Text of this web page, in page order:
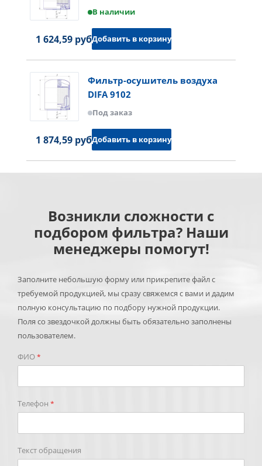
В наличии
1 624,59 руб.Добавить в корзину
Фильтр-осушитель воздуха
DIFA 9102
Под заказ
1 874,59 руб.Добавить в корзину
Возникли сложности с
подбором фильтра? Наши
менеджеры помогут!
Заполните небольшую форму или прикрепите файл с
требуемой продукцией, мы сразу свяжемся с вами и дадим
полную консультацию по подбору нужной продукции.
Поля со звездочкой должны быть обязательно заполнены
пользователем.
ФИО*
Телефон *
Текст обращения